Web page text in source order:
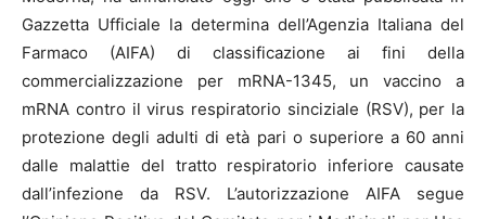
Gazzetta Ufficiale la determina dell’Agenzia Italiana del
Farmaco (AIFA) di classificazione ai fini della
commercializzazione per mRNA-1345, un vaccino a
mRNA contro il virus respiratorio sinciziale (RSV), per la
protezione degli adulti di età pari o superiore a 60 anni
dalle malattie del tratto respiratorio inferiore causate
dall’infezione da RSV. L’autorizzazione AIFA segue